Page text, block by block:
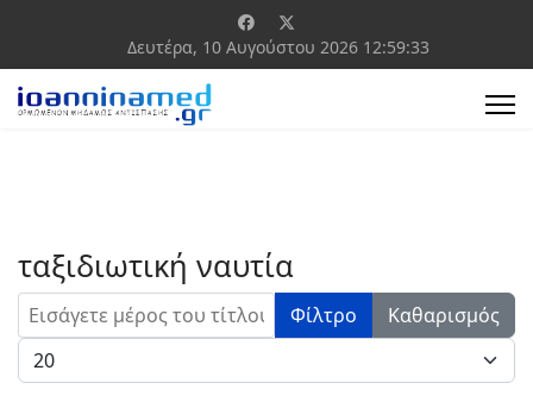
Δευτέρα, 10 Αυγούστου 2026 12:59:33
ταξιδιωτική ναυτία
Εισάγετε μέρος του τίτλου. Φίλτρο
Καθαρισμός
Εμφάνιση #